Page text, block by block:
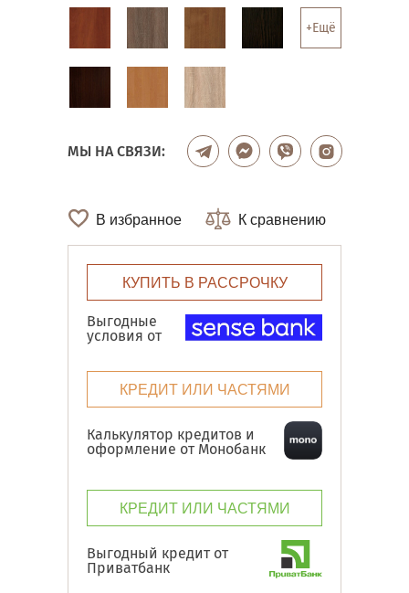
+Ещё
МЫ НА СВЯЗИ:
В избранное К сравнению
КУПИТЬ В РАССРОЧКУ
Выгодные
условия от
КРЕДИТ ИЛИ ЧАСТЯМИ
Калькулятор кредитов и
оформление от Монобанк
КРЕДИТ ИЛИ ЧАСТЯМИ
Выгодный кредит от
Приватбанк